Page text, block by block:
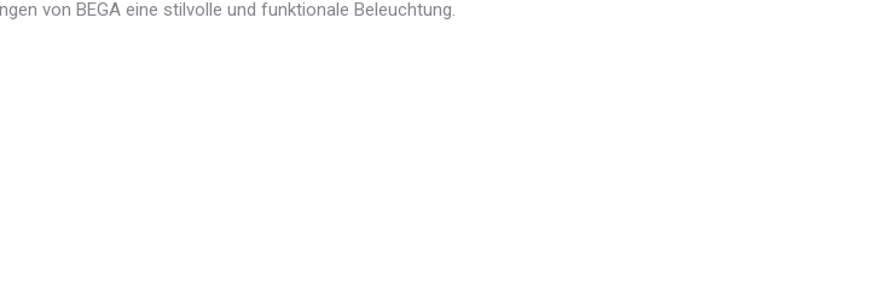
von BEGA eine stilvolle und funktionale Beleuchtung.